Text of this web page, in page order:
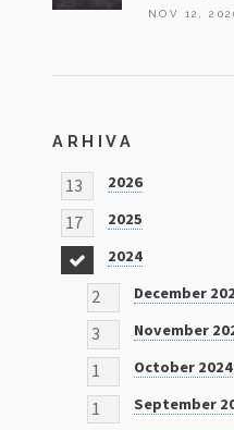
NOV 12,
ARHIVA
13 2026
17 2025
18 2024
2 December
3 November
1 October 2024
1 September